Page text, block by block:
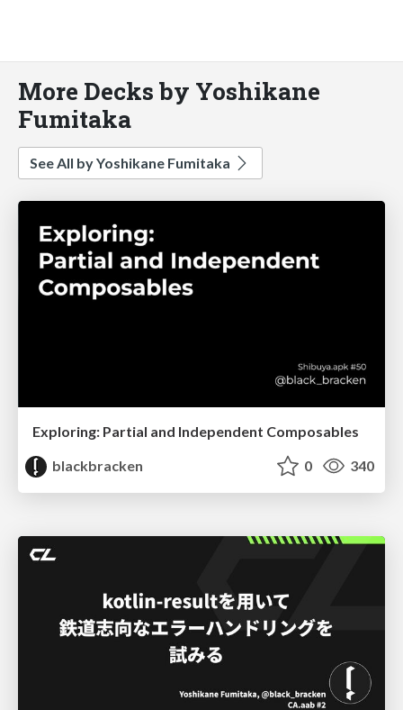
More Decks by Yoshikane
Fumitaka
See All by Yoshikane Fumitaka
Exploring: Partial and Independent Composables
blackbracken
0 340